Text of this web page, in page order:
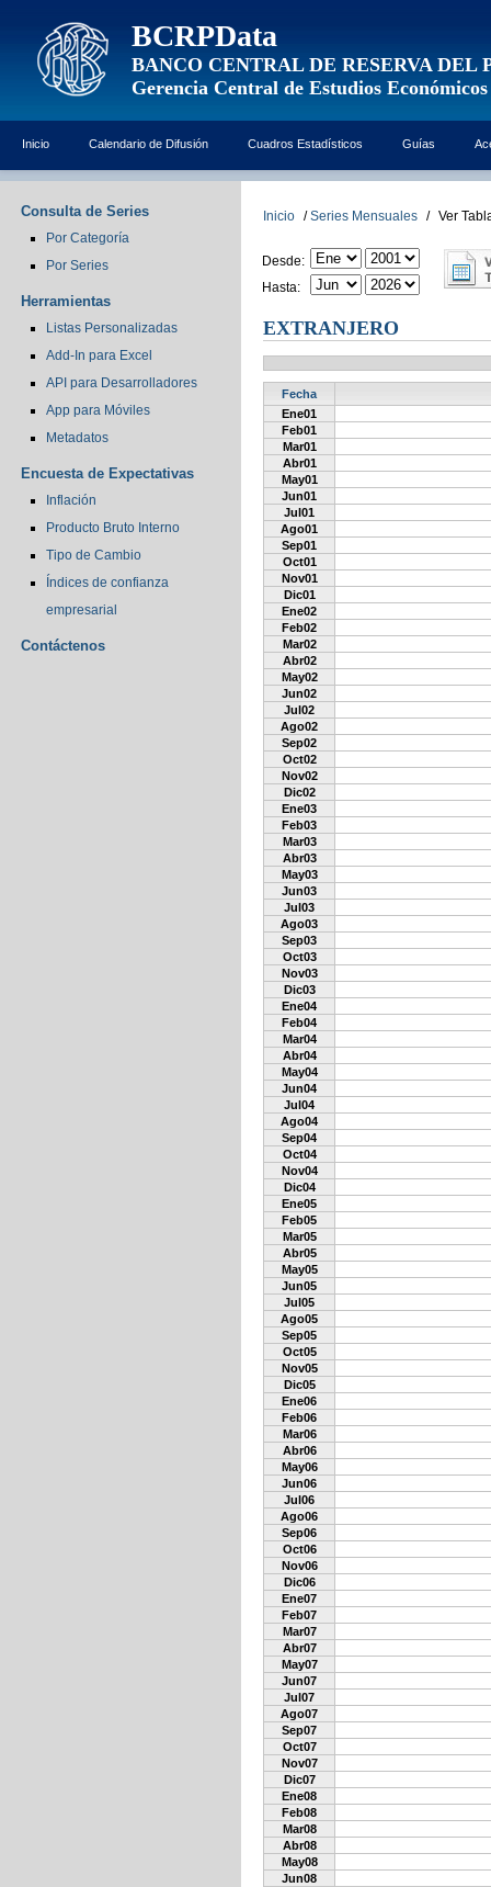
BCRPData
BANCO CENTRAL DE RESERVA DEL
Gerencia Central de Estudios Económicos
Inicio Calendario de Difusión Cuadros Estadísticos Guías
Consulta de Series
Por Categoría
Por Series
Herramientas
Listas Personalizadas
Add-In para Excel
API para Desarrolladores
App para Móviles
Metadatos
Encuesta de Expectativas
Inflación
Producto Bruto Interno
Tipo de Cambio
Índices de confianza
empresarial
Contáctenos
Inicio / Series Mensuales / Ver
Desde:
Hasta:
EXTRANJERO
Fecha
Ene01
Feb01
Mar01
Abr01
May01
Jun01
Jul01
Ago01
Sep01
Oct01
Nov01
Dic01
Ene02
Feb02
Mar02
Abr02
May02
Jun02
Jul02
Ago02
Sep02
Oct02
Nov02
Dic02
Ene03
Feb03
Mar03
Abr03
May03
Jun03
Jul03
Ago03
Sep03
Oct03
Nov03
Dic03
Ene04
Feb04
Mar04
Abr04
May04
Jun04
Jul04
Ago04
Sep04
Oct04
Nov04
Dic04
Ene05
Feb05
Mar05
Abr05
May05
Jun05
Jul05
Ago05
Sep05
Oct05
Nov05
Dic05
Ene06
Feb06
Mar06
Abr06
May06
Jun06
Jul06
Ago06
Sep06
Oct06
Nov06
Dic06
Ene07
Feb07
Mar07
Abr07
May07
Jun07
Jul07
Ago07
Sep07
Oct07
Nov07
Dic07
Ene08
Feb08
Mar08
Abr08
May08
Jun08